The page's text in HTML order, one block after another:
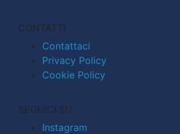
CONTATTI
Contattaci
Privacy Policy
Cookie Policy
SEGUICI SU
Instagram